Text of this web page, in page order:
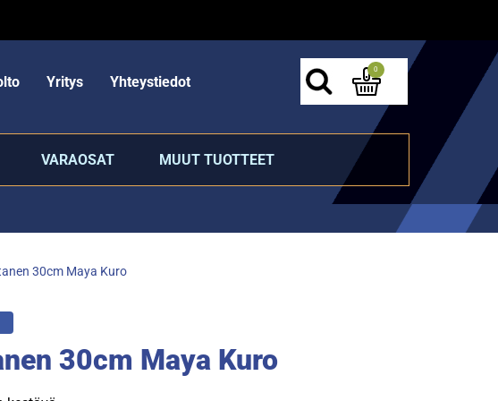
Yritys Yhteystiedot
0
VARAOSAT MUUT TUOTTEET
30cm Maya Kuro
30cm Maya Kuro